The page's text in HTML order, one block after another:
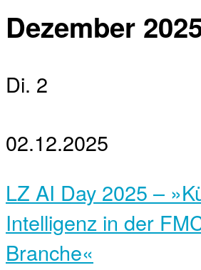
Dezember
Di. 2
02.12.2025
LZ AI Day 2025 –
Intelligenz in der
Branche«